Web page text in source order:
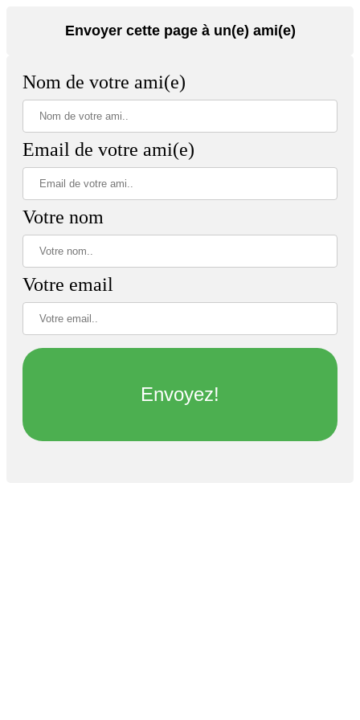
Envoyer cette page à un(e) ami(e)
Nom de votre ami(e)
Email de votre ami(e)
Votre nom
Votre email